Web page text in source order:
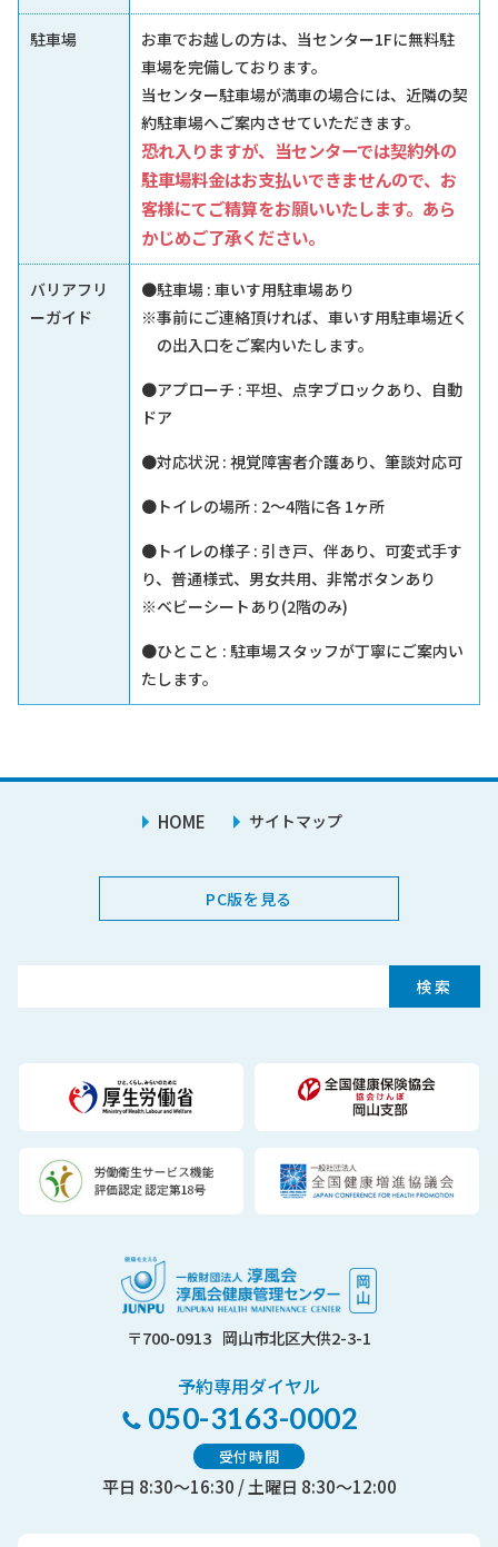
駐車場
お車でお越しの方は、当センター1Fに無料駐
車場を完備しております。
当センター駐車場が満車の場合には、近隣の契
約駐車場へご案内させていただきます。
恐れ入りますが、当センターでは契約外の
駐車場料金はお支払いできませんので、お
客様にてご精算をお願いいたします。あら
かじめご了承ください。
バリアフリ
ーガイド
●駐車場 : 車いす用駐車場あり
※事前にご連絡頂ければ、車いす用駐車場近く
の出入口をご案内いたします。
●アプローチ : 平坦、点字ブロックあり、自動
ドア
●対応状況 : 視覚障害者介護あり、筆談対応可
●トイレの場所 : 2～4階に各 1ヶ所
●トイレの様子 : 引き戸、伴あり、可変式手す
り、普通様式、男女共用、非常ボタンあり
※ベビーシートあり(2階のみ)
●ひとこと : 駐車場スタッフが丁寧にご案内い
たします。
HOME サイトマップ
PC版を見る
〒700-0913 岡山市北区大供2-3-1
予約専用ダイヤル
050-3163-0002
受付時間
平日 8:30～16:30 / 土曜日 8:30～12:00